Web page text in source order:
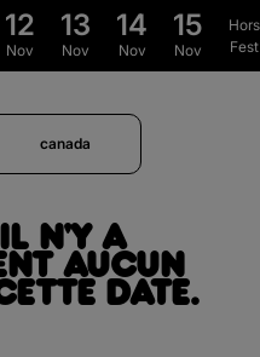
canada
N'Y A
AUCUN
DATE.
12
Nov
13
Nov
14
Nov
15
Nov
Hors
Fest